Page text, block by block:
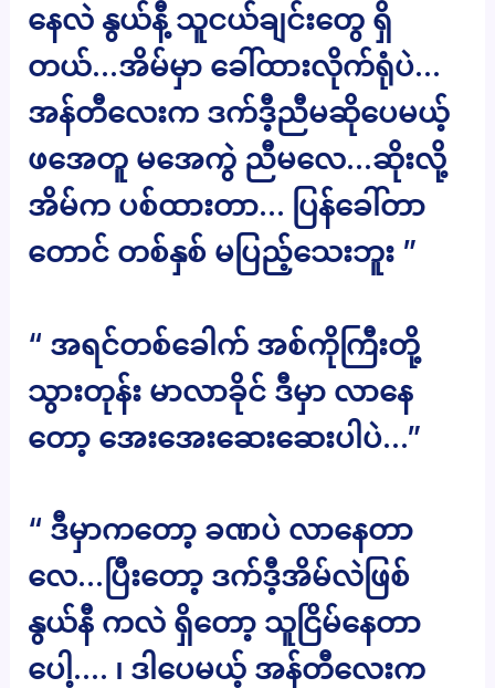
နေလဲ နွယ်နီ့ သူငယ်ချင်းတွေ ရှိ
တယ်…အိမ်မှာ ခေါ်ထားလိုက်ရုံပဲ…
အန်တီလေးက ဒက်ဒီ့ညီမဆိုပေမယ့်
ဖအေတူ မအေကွဲ ညီမလေ…ဆိုးလို့
အိမ်က ပစ်ထားတာ… ပြန်ခေါ်တာ
တောင် တစ်နှစ် မပြည့်သေးဘူး ”
“ အရင်တစ်ခေါက် အစ်ကိုကြီးတို့
သွားတုန်း မာလာခိုင် ဒီမှာ လာနေ
တော့ အေးအေးဆေးဆေးပါပဲ…”
“ ဒီမှာကတော့ ခဏပဲ လာနေတာ
လေ…ပြီးတော့ ဒက်ဒီ့အိမ်လဲဖြစ်
နွယ်နီ ကလဲ ရှိတော့ သူငြိမ်နေတာ
ပေါ့…. ၊ ဒါပေမယ့် အန်တီလေးက